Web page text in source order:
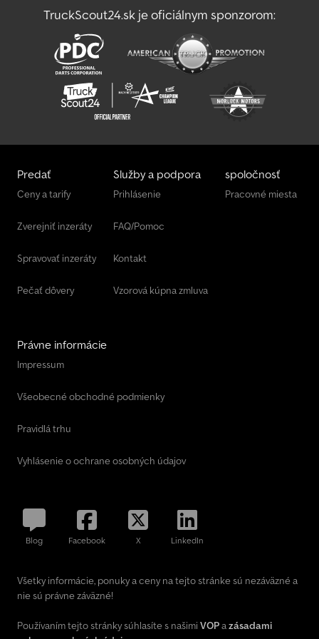
Kuhn Gf 8700
Valtra Traktor
TruckScout24.sk je oficiálnym sponzorom:
Predať
Ceny a tarify
Zverejniť inzeráty
Spravovať inzeráty
Pečať dôvery
Služby a podpora
Prihlásenie
FAQ/Pomoc
Kontakt
Vzorová kúpna zmluva
spoločnosť
Pracovné miesta
Právne informácie
Impressum
Všeobecné obchodné podmienky
Pravidlá trhu
Vyhlásenie o ochrane osobných údajov
Blog Facebook X LinkedIn
Všetky informácie, ponuky a ceny na tejto stránke sú nezáväzné a
nie sú právne záväzné!
Používaním tejto stránky súhlasíte s našimi VOPazásadami